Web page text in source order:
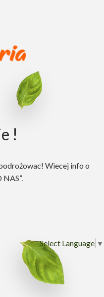
!
Wiecej info o
Select Language ▼